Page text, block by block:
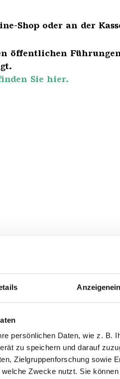
persönlichen Daten, wie z. B.
zu speichern und darauf
Zielgruppenforschung sowie
Zwecke nutzt. Sie
Shop oder an der
öffentlichen
Sie hier.